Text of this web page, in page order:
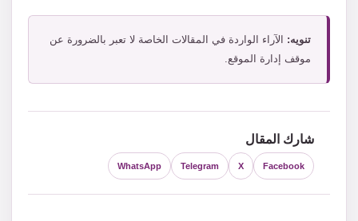
تنويه: الآراء الواردة في المقالات الخاصة لا تعبر بالضرورة عن
موقف إدارة الموقع.
شارك المقال
Facebook
X
Telegram
WhatsApp